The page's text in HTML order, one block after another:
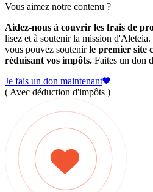
Vous aimez notre contenu ?
Aidez-nous à couvrir les frais de
lisez et à soutenir la mission
vous pouvez soutenirle premier site
réduisant vos impôts. Faites un don
Je fais un don maintenant
( Avec déduction d'impôts )